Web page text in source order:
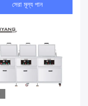
সেরা মূল্য পান